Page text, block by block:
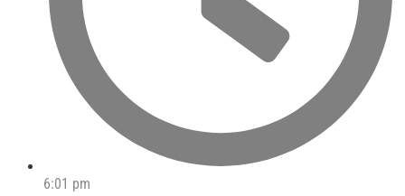
6:01 pm